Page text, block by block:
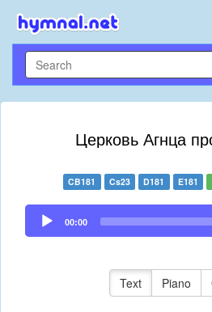
Церковь Агнца
CB181 Cs23 D181 E181
Audio
Player
00:00
Text Piano